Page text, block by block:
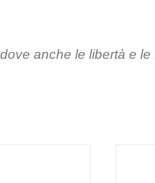
anche le libertà e